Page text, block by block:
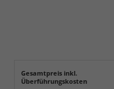
Gesamtpreis inkl.
Überführungskosten